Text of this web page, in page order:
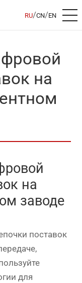
RU/CN/EN
на
на
заводе
поставок
для